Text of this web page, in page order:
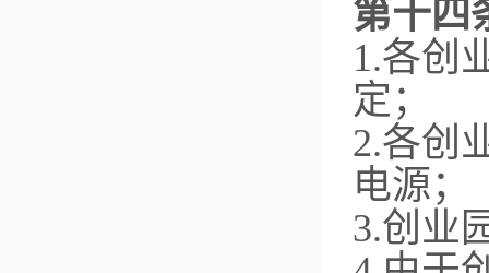
第十四
1.各创
定；
2.各创
电源；
3.创业